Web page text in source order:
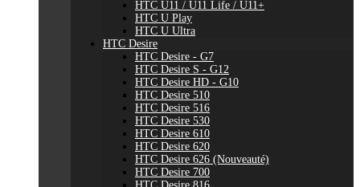
HTC U11 / U11 Life / U11+
HTC U Play
HTC U Ultra
HTC Desire
HTC Desire - G7
HTC Desire S - G12
HTC Desire HD - G10
HTC Desire 510
HTC Desire 516
HTC Desire 530
HTC Desire 610
HTC Desire 620
HTC Desire 626 (Nouveauté)
HTC Desire 700